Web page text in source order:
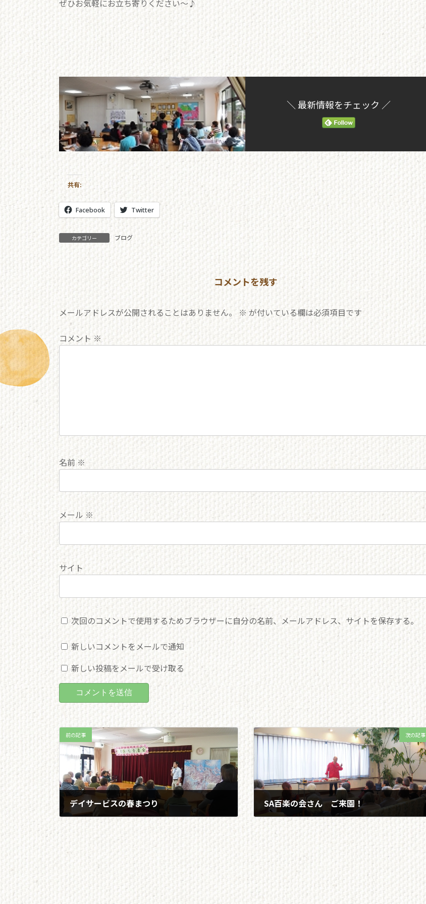
ぜひお気軽にお立ち寄りください～♪
＼ 最新情報をチェック ／
共有:
Facebook Twitter
カテゴリー ブログ
コメントを残す
メールアドレスが公開されることはありません。 ※ が付いている欄は必須項目です
コメント ※
名前 ※
メール ※
サイト
次回のコメントで使用するためブラウザーに自分の名前、メールアドレス、サイトを保存する。
新しいコメントをメールで通知
新しい投稿をメールで受け取る
前の記事
デイサービスの春まつり
次の記事
SA百楽の会さん ご来園！
2019/05/09